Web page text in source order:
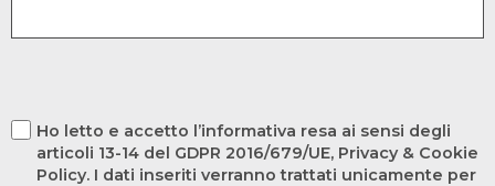
Ho letto e accetto l’informativa resa ai sensi degli
articoli 13-14 del GDPR 2016/679/UE, Privacy & Cookie
Policy. I dati inseriti verranno trattati unicamente per